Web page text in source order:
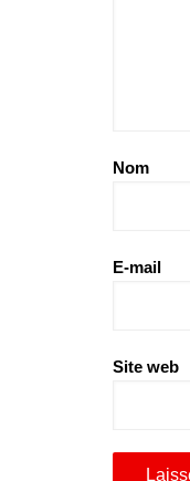
Nom
E-mail
Site web